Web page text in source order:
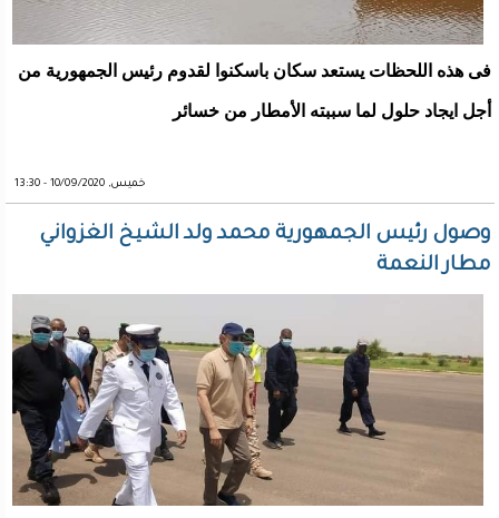
فى هذه اللحظات يستعد سكان باسكنوا لقدوم رئيس الجمهورية من
أجل ايجاد حلول لما سببته الأمطار من خسائر
خميس, 10/09/2020 - 13:30
وصول رئيس الجمهورية محمد ولد الشيخ الغزواني
مطار النعمة